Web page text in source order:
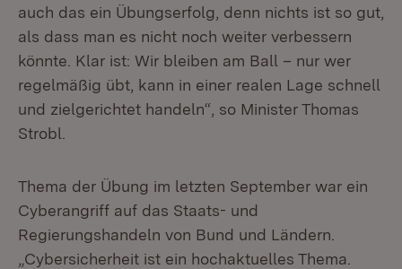
auch das ein Übungserfolg, denn nichts ist so gut,
als dass man es nicht noch weiter verbessern
könnte. Klar ist: Wir bleiben am Ball – nur wer
regelmäßig übt, kann in einer realen Lage schnell
und zielgerichtet handeln“, so Minister Thomas
Strobl.
Thema der Übung im letzten September war ein
Cyberangriff auf das Staats- und
Regierungshandeln von Bund und Ländern.
„Cybersicherheit ist ein hochaktuelles Thema.